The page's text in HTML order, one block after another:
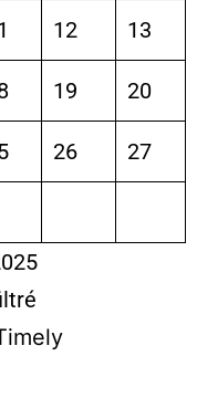
12 13
19 20
26 27